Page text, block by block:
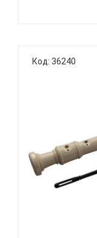
стараться
слух у
Код: 36240